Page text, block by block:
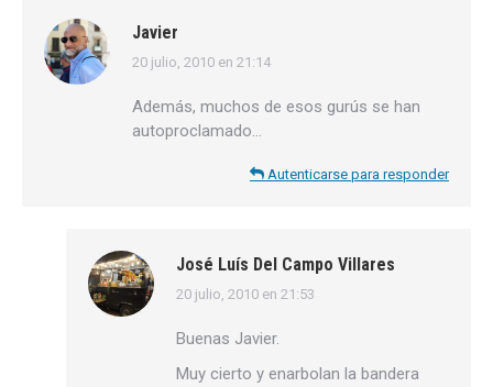
Javier
dice:
20 julio, 2010 en 21:14
Además, muchos de esos gurús se han
autoproclamado…
Autenticarse para responder
José Luís Del Campo Villares
dice:
20 julio, 2010 en 21:53
Buenas Javier.
Muy cierto y enarbolan la bandera